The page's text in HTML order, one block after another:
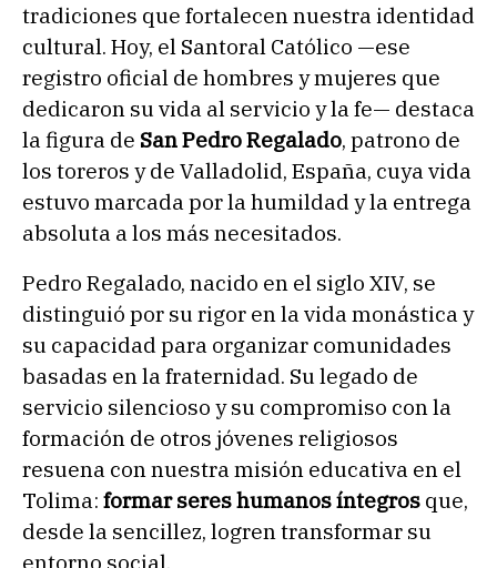
tradiciones que fortalecen nuestra identidad
cultural. Hoy, el Santoral Católico —ese
registro oficial de hombres y mujeres que
dedicaron su vida al servicio y la fe— destaca
la figura de San Pedro Regalado, patrono de
los toreros y de Valladolid, España, cuya vida
estuvo marcada por la humildad y la entrega
absoluta a los más necesitados.
Pedro Regalado, nacido en el siglo XIV, se
distinguió por su rigor en la vida monástica y
su capacidad para organizar comunidades
basadas en la fraternidad. Su legado de
servicio silencioso y su compromiso con la
formación de otros jóvenes religiosos
resuena con nuestra misión educativa en el
Tolima: formar seres humanos íntegros que,
desde la sencillez, logren transformar su
entorno social.